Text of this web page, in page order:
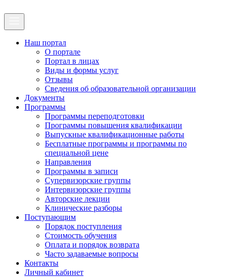
Наш портал
О портале
Портал в лицах
Виды и формы услуг
Отзывы
Сведения об образовательной организации
Документы
Программы
Программы переподготовки
Программы повышения квалификации
Выпускные квалификационные работы
Бесплатные программы и программы по
специальной цене
Направления
Программы в записи
Супервизорские группы
Интервизорские группы
Авторские лекции
Клинические разборы
Поступающим
Порядок поступления
Стоимость обучения
Оплата и порядок возврата
Часто задаваемые вопросы
Контакты
Личный кабинет